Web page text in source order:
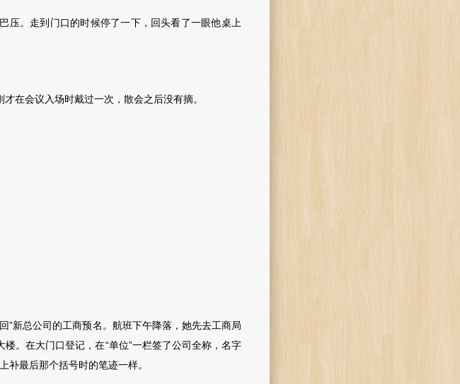
压。走到门口的时候停了一下，回头看了一眼他桌上
会议入场时戴过一次，散会之后没有摘。
新总公司的工商预名。航班下午降落，她先去工商局
。在大门口登记，在“单位”一栏签了公司全称 ，名字
补最后那个括号时的笔迹一样。